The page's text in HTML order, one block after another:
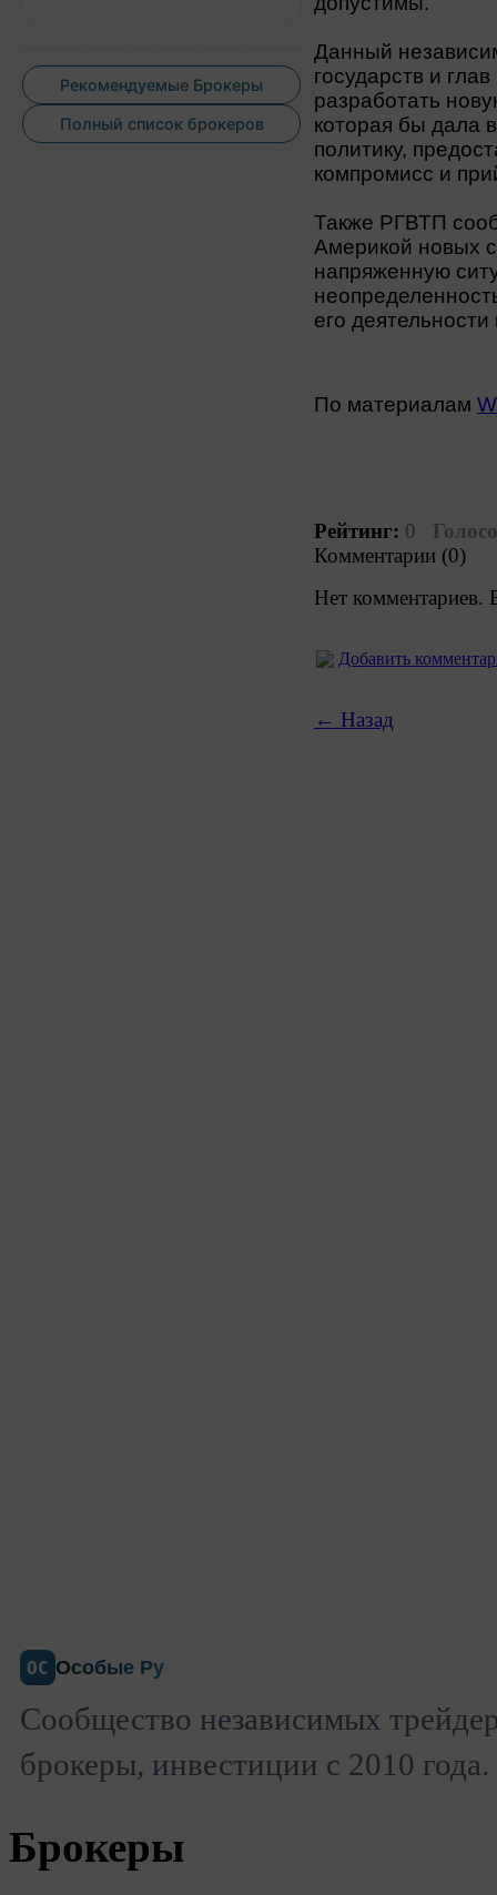
Рекомендуемые Брокеры
Полный список брокеров
Данный
государств и
разработать
которая бы дала
политику,
компромисс и
Также РГВТП
Америкой новых
напряженную
его
По материалам
Рейтинг: 0
Комментарии (0)
Нет
Добавить
← Назад
ОС Особые Ру
Сообщество независимых
брокеры, инвестиции с 2010 года.
Брокеры